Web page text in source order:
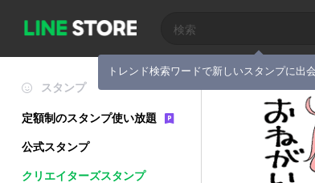
トレンド検索ワードで新しいスタンプに出
スタンプ
定額制のスタンプ使い放題
公式スタンプ
クリエイターズスタンプ